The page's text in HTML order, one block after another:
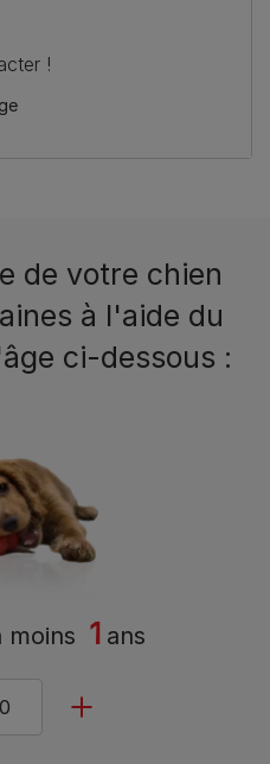
!
de votre chien
à l'aide du
ci-dessous :
moins 1 ans